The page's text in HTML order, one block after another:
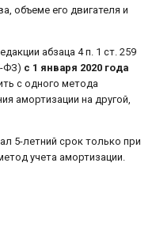
объеме его двигателя и
абзаца 4 п. 1 ст. 259
ФЗ) с 1 января 2020 года
с одного метода
амортизации на другой,
5-летний срок только при
учета амортизации.